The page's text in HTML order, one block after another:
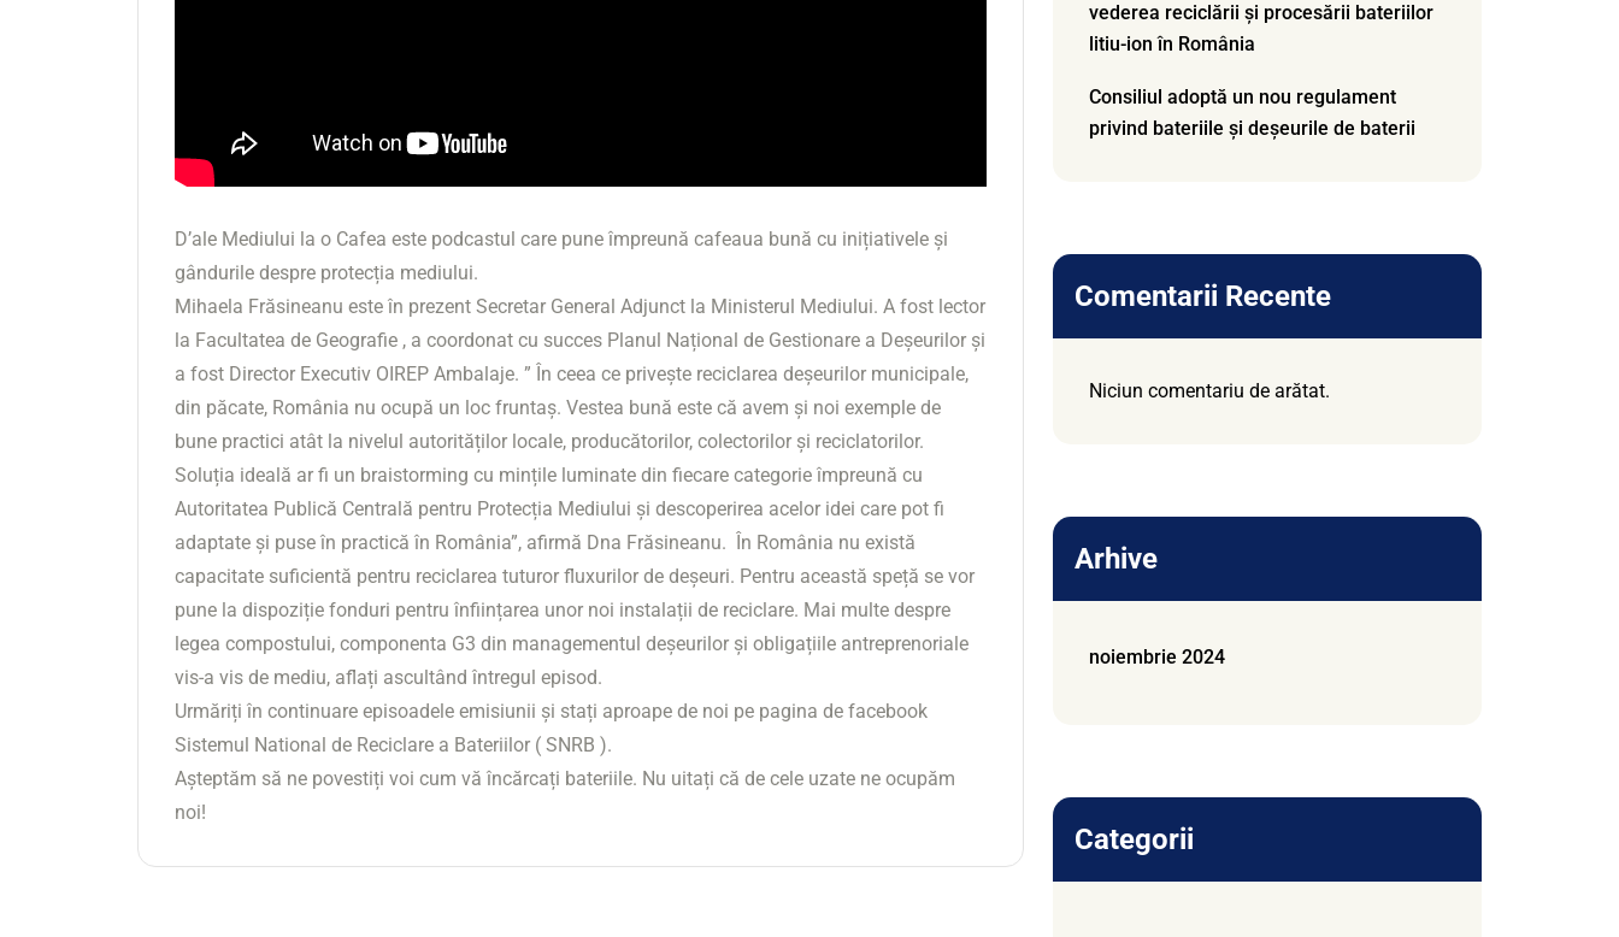
D’ale Mediului la o Cafea este podcastul care pune împreună cafeaua bună cu inițiativele și
gândurile despre protecția mediului.
Mihaela Frăsineanu este în prezent Secretar General Adjunct la Ministerul Mediului. A fost lector
la Facultatea de Geografie , a coordonat cu succes Planul Național de Gestionare a Deșeurilor și
a fost Director Executiv OIREP Ambalaje. ” În ceea ce privește reciclarea deșeurilor municipale,
din păcate, România nu ocupă un loc fruntaș. Vestea bună este că avem și noi exemple de
bune practici atât la nivelul autorităților locale, producătorilor, colectorilor și reciclatorilor.
Soluția ideală ar fi un braistorming cu mințile luminate din fiecare categorie împreună cu
Autoritatea Publică Centrală pentru Protecția Mediului și descoperirea acelor idei care pot fi
adaptate și puse în practică în România”, afirmă Dna Frăsineanu. În România nu există
capacitate suficientă pentru reciclarea tuturor fluxurilor de deșeuri. Pentru această speță se vor
pune la dispoziție fonduri pentru înființarea unor noi instalații de reciclare. Mai multe despre
legea compostului, componenta G3 din managementul deșeurilor și obligațiile antreprenoriale
vis-a vis de mediu, aflați ascultând întregul episod.
Urmăriți în continuare episoadele emisiunii și stați aproape de noi pe pagina de facebook
Sistemul National de Reciclare a Bateriilor ( SNRB ).
Așteptăm să ne povestiți voi cum vă încărcați bateriile. Nu uitați că de cele uzate ne ocupăm
noi!
vederea reciclării și procesării bateriilor
litiu-ion în România
Consiliul adoptă un nou regulament
privind bateriile și deșeurile de baterii
Comentarii Recente
Niciun comentariu de arătat.
Arhive
noiembrie 2024
Categorii